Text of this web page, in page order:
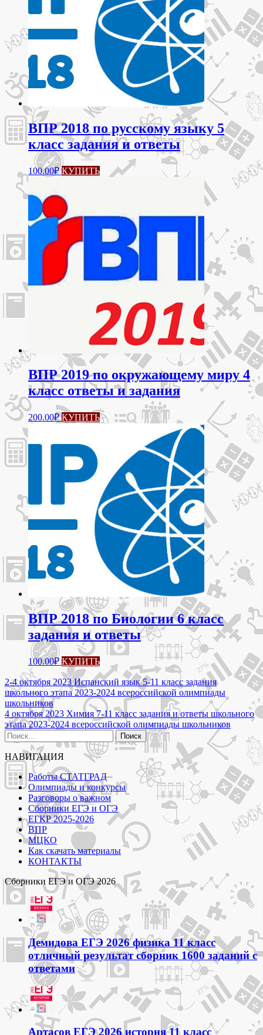
ВПР 2018 по русскому языку 5
класс задания и ответы
100.00₽ КУПИТЬ
ВПР 2019 по окружающему миру 4
класс ответы и задания
200.00₽ КУПИТЬ
ВПР 2018 по Биологии 6 класс
задания и ответы
100.00₽ КУПИТЬ
Навигация
по
записям
2-4 октября 2023 Испанский язык 5-11 класс задания
школьного этапа 2023-2024 всероссийской олимпиады
школьников
4 октября 2023 Химия 7-11 класс задания и ответы школьного
этапа 2023-2024 всероссийской олимпиады школьников
Найти:
НАВИГАЦИЯ
Работы СТАТГРАД
Олимпиады и конкурсы
Разговоры о важном
Сборники ЕГЭ и ОГЭ
ЕГКР 2025-2026
ВПР
МЦКО
Как скачать материалы
КОНТАКТЫ
Сборники ЕГЭ и ОГЭ 2026
Демидова ЕГЭ 2026 физика 11 класс
отличный результат сборник 1600 заданий с
ответами
Артасов ЕГЭ 2026 история 11 класс